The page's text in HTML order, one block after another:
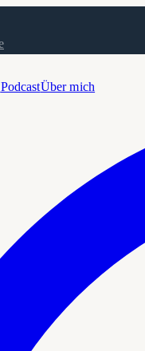
PodcastÜber mich